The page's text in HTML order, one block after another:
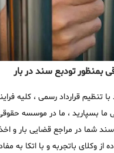
تودبع سند در بار
تنظیم قرارداد رسمی ، کلیه
ما بسپارید ، ما در موسسه
شما در مراجع قضایی بار و اخذ
از وکلای باتجربه و با اتکا به